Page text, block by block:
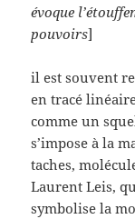
évoque
pouvoirs]
il est souvent
en tracé
comme un
s’impose à la
taches,
Laurent Leis,
symbolise la